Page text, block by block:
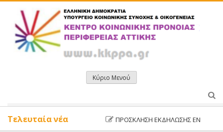
περιεχόμενο
Κύριο Μενού
ΠΡΌΣΚΛΗΣΗ ΕΚΔΉΛΩΣΗΣ
Τελευταία νέα